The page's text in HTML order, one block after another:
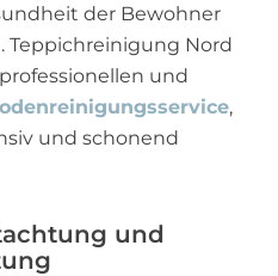
der Bewohner
Teppichreinigung Nord
und
,
und schonend
und